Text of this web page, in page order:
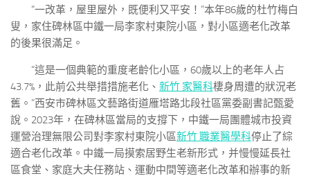
“一改革，屋里屋外，既便利又平安！”本年86歲的杜竹梅白
叟，家住碑林區中鐵一局李家村東院小區，對小區適老化改革
的後果很滿足。
“這是一個典範的重度老齡化小區，60歲以上的老年人占
43.7%，此前公共舉措措施老化、 新竹 家醫科棲身周遭的狀況老
舊。”西安市碑林區文藝路街道雁塔路北段社區黨委副書記甄愛
說。2023年，在碑林區當局的支撐下，中鐵一局團體城市投資
運營治理無限公司對李家村東院小區新竹 職業醫學科停止了綜
適合老化改革。中鐵一局摸索居野生老新形式，并慢慢延長社
區食堂、家庭大夫任務站、運動中間等適老化改革和辦事的新